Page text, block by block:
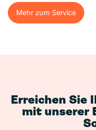
Mehr zum Service
Mehr zum Service
Erreichen Sie
mit unserer